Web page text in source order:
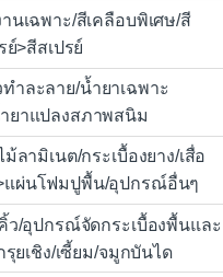
เฉพาะ/สีเคลือบพิเศษ/สี
>สีสเปรย์
ำละลาย/น้ำยาเฉพาะ
ยาแปลงสภาพสนิม
ลามิเนต/กระเบื้องยาง/เสื่อ
ผ่นโฟมปูพื้น/อุปกรณ์อื่นๆ
ว/อุปกรณ์จัดกระเบื้องพื้นและ
ยเชิง/เซี้ยม/จมูกบันได